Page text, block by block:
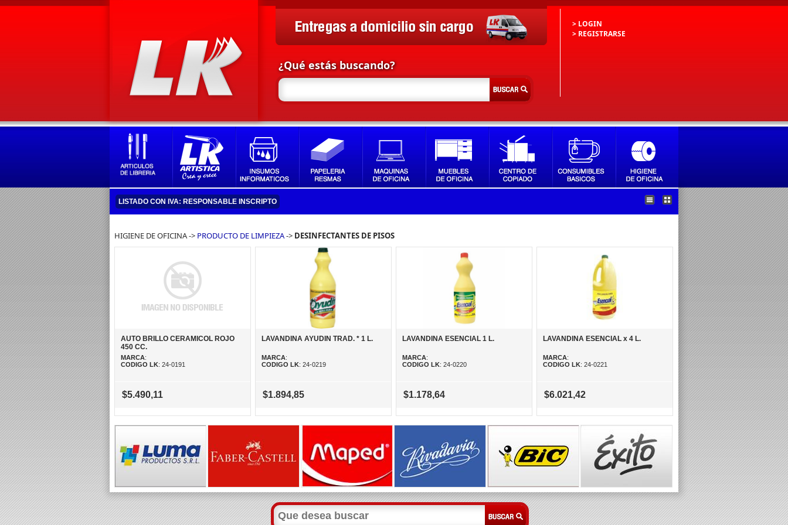
¿Qué estás buscando?
> LOGIN
> REGISTRARSE
LISTADO CON IVA: RESPONSABLE INSCRIPTO
HIGIENE DE OFICINA -> PRODUCTO DE LIMPIEZA-> DESINFECTANTES DE PISOS
AUTO BRILLO CERAMICOL ROJO
450 CC.
MARCA:
CODIGO LK: 24-0191
$5.490,11
LAVANDINA AYUDIN TRAD. * 1 L.
MARCA:
CODIGO LK: 24-0219
$1.894,85
LAVANDINA ESENCIAL 1 L.
MARCA:
CODIGO LK: 24-0220
$1.178,64
LAVANDINA ESENCIAL x 4 L.
MARCA:
CODIGO LK: 24-0221
$6.021,42